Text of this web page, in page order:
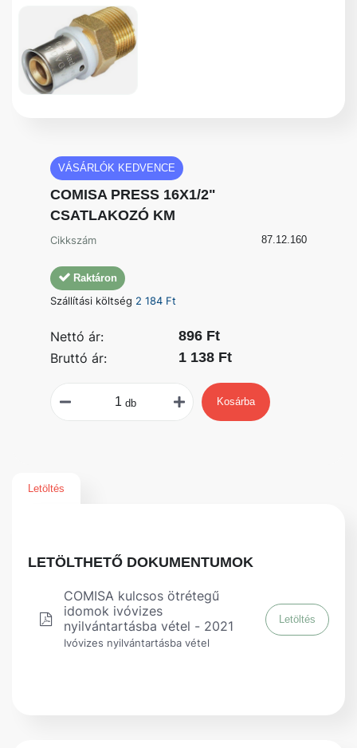
VÁSÁRLÓK KEDVENCE
COMISA PRESS 16X1/2"
CSATLAKOZÓ KM
Cikkszám 87.12.160
Raktáron
Szállítási költség 2 184 Ft
Nettó ár:
896 Ft
Bruttó ár:
1 138 Ft
db Kosárba
Letöltés
LETÖLTHETŐ DOKUMENTUMOK
COMISA kulcsos ötrétegű
idomok ivóvizes
nyilvántartásba vétel - 2021
Ivóvizes nyilvántartásba vétel
Letöltés